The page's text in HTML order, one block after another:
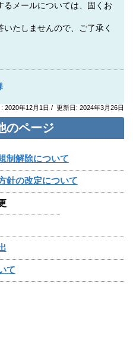
メールについては、固くお
たしませんので、ご了承く
2020年12月1日 / 更新日: 2024年3月26日
のページ
制解除について
針の改定について
て